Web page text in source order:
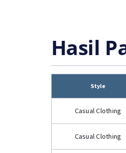
Hasil
Style
Casual Clothing
Casual Clothing